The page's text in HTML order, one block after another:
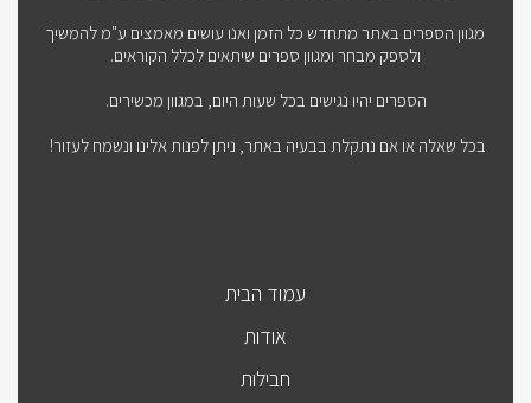
מגוון הספרים באתר מתחדש כל הזמן ואנו עושים מאמצים ע"מ להמשיך
ולספק מבחר ומגוון ספרים שיתאים לכלל הקוראים.
הספרים יהיו נגישים בכל שעות היום, במגוון מכשירים.
בכל שאלה או אם נתקלת בבעיה באתר, ניתן לפנות אלינו ונשמח לעזור!
עמוד הבית
אודות
חבילות